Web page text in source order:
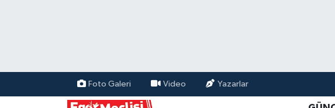
Foto Galeri Video Yazarlar
EKONOMİ
GÜNCEL